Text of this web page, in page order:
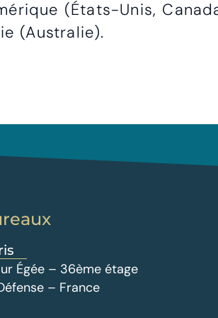
(États-Unis,
(Australie).
Égée – 36ème étage
– France